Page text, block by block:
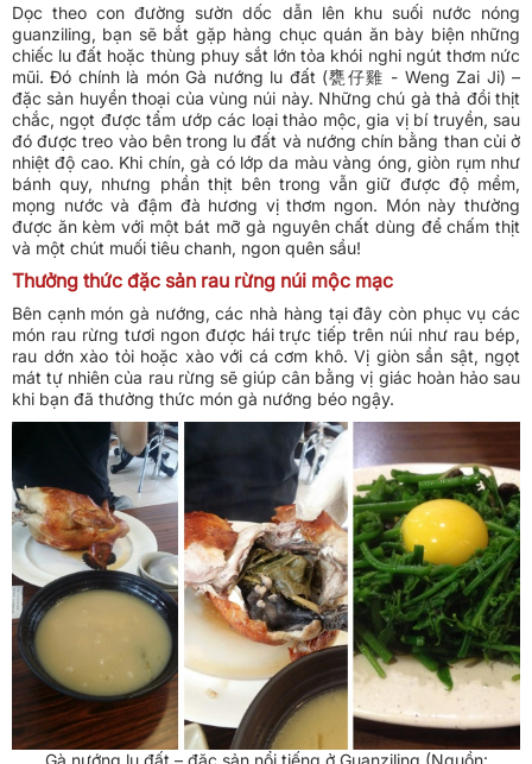
Dọc theo con đường sườn dốc dẫn lên khu suối nước nóng
guanziling, bạn sẽ bắt gặp hàng chục quán ăn bày biện những
chiếc lu đất hoặc thùng phuy sắt lớn tỏa khói nghi ngút thơm nức
mũi. Đó chính là món Gà nướng lu đất (甕仔雞 - Weng Zai Ji) –
đặc sản huyền thoại của vùng núi này. Những chú gà thả đồi thịt
chắc, ngọt được tẩm ướp các loại thảo mộc, gia vị bí truyền, sau
đó được treo vào bên trong lu đất và nướng chín bằng than củi ở
nhiệt độ cao. Khi chín, gà có lớp da màu vàng óng, giòn rụm như
bánh quy, nhưng phần thịt bên trong vẫn giữ được độ mềm,
mọng nước và đậm đà hương vị thơm ngon. Món này thường
được ăn kèm với một bát mỡ gà nguyên chất dùng để chấm thịt
và một chút muối tiêu chanh, ngon quên sầu!
Thưởng thức đặc sản rau rừng núi mộc mạc
Bên cạnh món gà nướng, các nhà hàng tại đây còn phục vụ các
món rau rừng tươi ngon được hái trực tiếp trên núi như rau bép,
rau dớn xào tỏi hoặc xào với cá cơm khô. Vị giòn sần sật, ngọt
mát tự nhiên của rau rừng sẽ giúp cân bằng vị giác hoàn hảo sau
khi bạn đã thưởng thức món gà nướng béo ngậy.
Gà nướng lu đất – đặc sản nổi tiếng ở Guanziling (Nguồn: